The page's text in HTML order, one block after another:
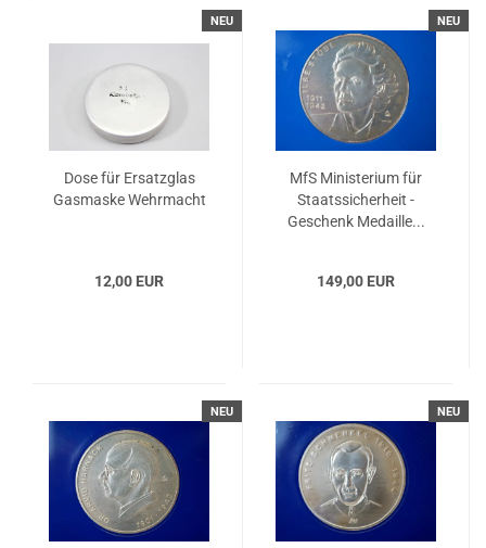
NEU
Dose für Ersatzglas
Gasmaske Wehrmacht
12,00 EUR
NEU
MfS Ministerium für
Staatssicherheit -
Geschenk Medaille...
149,00 EUR
NEU NEU